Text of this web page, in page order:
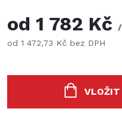
od 1 782 Kč
od 1 472,73 Kč bez DPH
VLOŽIT